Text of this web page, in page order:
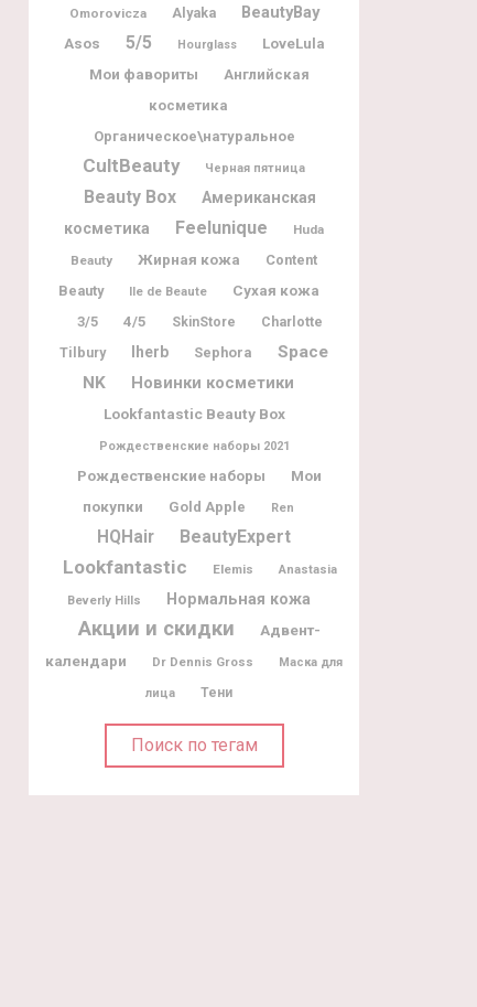
Omorovicza Alyaka BeautyBay
Asos 5/5 Hourglass LoveLula
Мои фавориты
Английская
косметика
Органическое\натуральное
CultBeauty Черная пятница
Beauty Box
Американская
косметика
Feelunique
Huda
Beauty
Жирная кожа
Content
Beauty
Ile de Beaute
Сухая кожа
3/5
4/5 SkinStore
Charlotte
Tilbury
Iherb Sephora
Space
NK
Новинки косметики
Lookfantastic Beauty Box
Рождественские наборы 2021
Рождественские наборы
Мои
покупки
Gold Apple Ren
HQHair BeautyExpert
Lookfantastic Elemis Anastasia
Beverly Hills Нормальная кожа
Акции и скидки
Адвент-
календари
Dr Dennis Gross Маска для
лица Тени
Поиск по тегам